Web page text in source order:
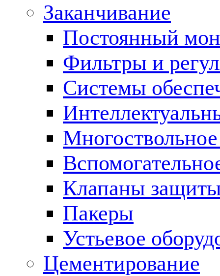
Заканчивание
Постоянный
Фильтры и
Cистемы
Клапаны
Пакеры
Устьевое
Цементирование